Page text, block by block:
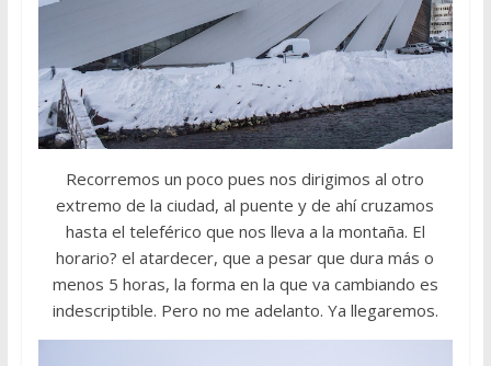
Recorremos un poco pues nos dirigimos al otro
extremo de la ciudad, al puente y de ahí cruzamos
hasta el teleférico que nos lleva a la montaña. El
horario? el atardecer, que a pesar que dura más o
menos 5 horas, la forma en la que va cambiando es
indescriptible. Pero no me adelanto. Ya llegaremos.